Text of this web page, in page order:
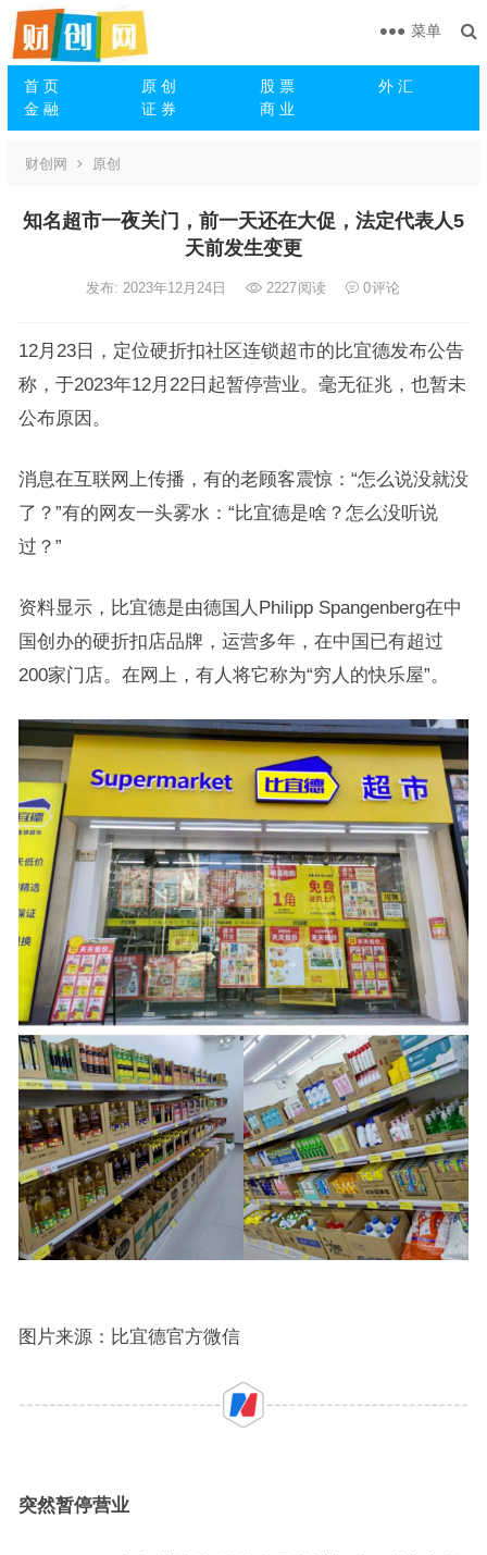
首 页 原 创 股 票
外 汇
金 融
证 券 商 业
菜单
财创网 原创
知名超市一夜关门，前一天还在大促，法定代表人5
天前发生变更
发布: 2023年12月24日 2227阅读 0评论
12月23日，定位硬折扣社区连锁超市的比宜德发布公告
称，于2023年12月22日起暂停营业。毫无征兆，也暂未
公布原因。
消息在互联网上传播，有的老顾客震惊：“怎么说没就没
了？”有的网友一头雾水：“比宜德是啥？怎么没听说
过？”
资料显示，比宜德是由德国人Philipp Spangenberg在中
国创办的硬折扣店品牌，运营多年，在中国已有超过
200家门店。在网上，有人将它称为“穷人的快乐屋”。
图片来源：比宜德官方微信
突然暂停营业